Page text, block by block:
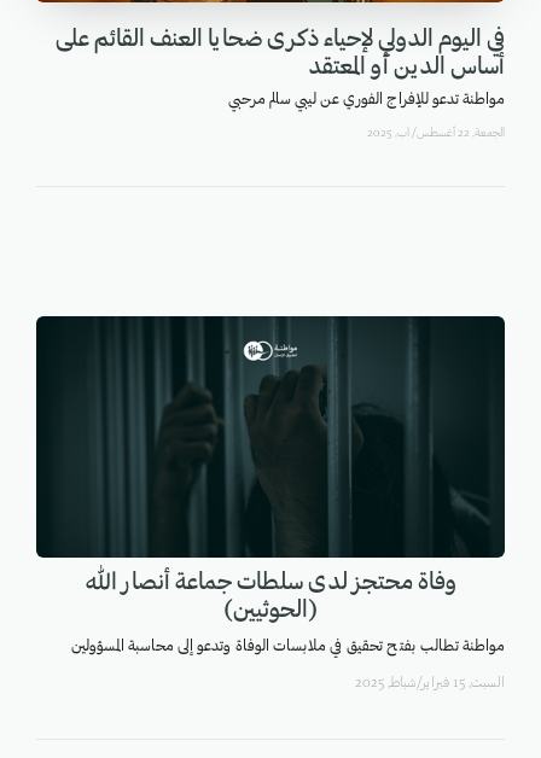
في اليوم الدولي لإحياء ذكرى ضحايا العنف القائم على
أساس الدين أو المعتقد
مواطنة تدعو للإفراج الفوري عن ليبي سالم مرحبي
الجمعة, 22 أغسطس/ آب, 2025
وفاة محتجز لدى سلطات جماعة أنصار الله
(الحوثيين)
مواطنة تطالب بفتح تحقيق في ملابسات الوفاة وتدعو إلى محاسبة المسؤولين
السبت, 15 فبراير/شباط, 2025